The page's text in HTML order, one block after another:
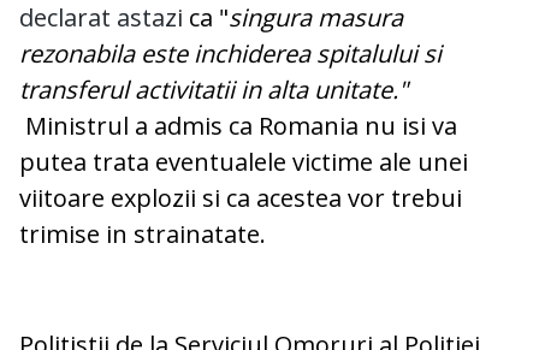
declarat astazi ca "singura masura
rezonabila este inchiderea spitalului si
transferul activitatii in alta unitate."
Ministrul a admis ca Romania nu isi va
putea trata eventualele victime ale unei
viitoare explozii si ca acestea vor trebui
trimise in strainatate.